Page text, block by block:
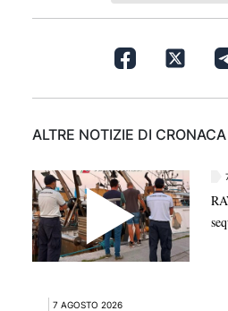
ALTRE NOTIZIE DI CRONACA
7 AGOSTO 2026